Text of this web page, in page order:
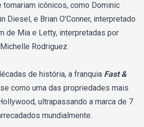
icônicos, como Dominic
Diesel, e Brian O’Conner, interpretado
de Mia e Letty, interpretadas por
Michelle Rodriguez.
de história, a franquia Fast &
como uma das propriedades mais
ultrapassando a marca de 7
mundialmente.